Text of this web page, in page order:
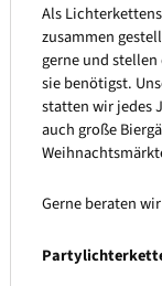
Als
zusammen
gerne und
sie benötigst.
statten wir jedes
auch große
Gerne beraten